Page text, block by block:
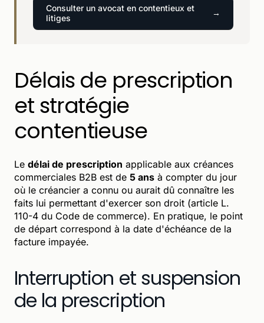
Consulter un avocat en contentieux et
litiges
Délais de prescription
et stratégie
contentieuse
Le délai de prescription applicable aux créances
commerciales B2B est de 5 ans à compter du jour
où le créancier a connu ou aurait dû connaître les
faits lui permettant d'exercer son droit (article L.
110-4 du Code de commerce). En pratique, le point
de départ correspond à la date d'échéance de la
facture impayée.
Interruption et suspension
de la prescription